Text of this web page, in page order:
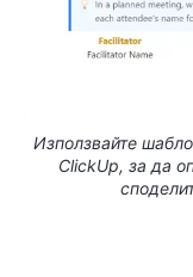
Използвайте
ClickUp, за да